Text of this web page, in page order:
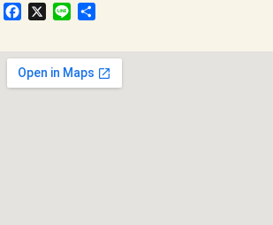
F
e
b
X
L
e